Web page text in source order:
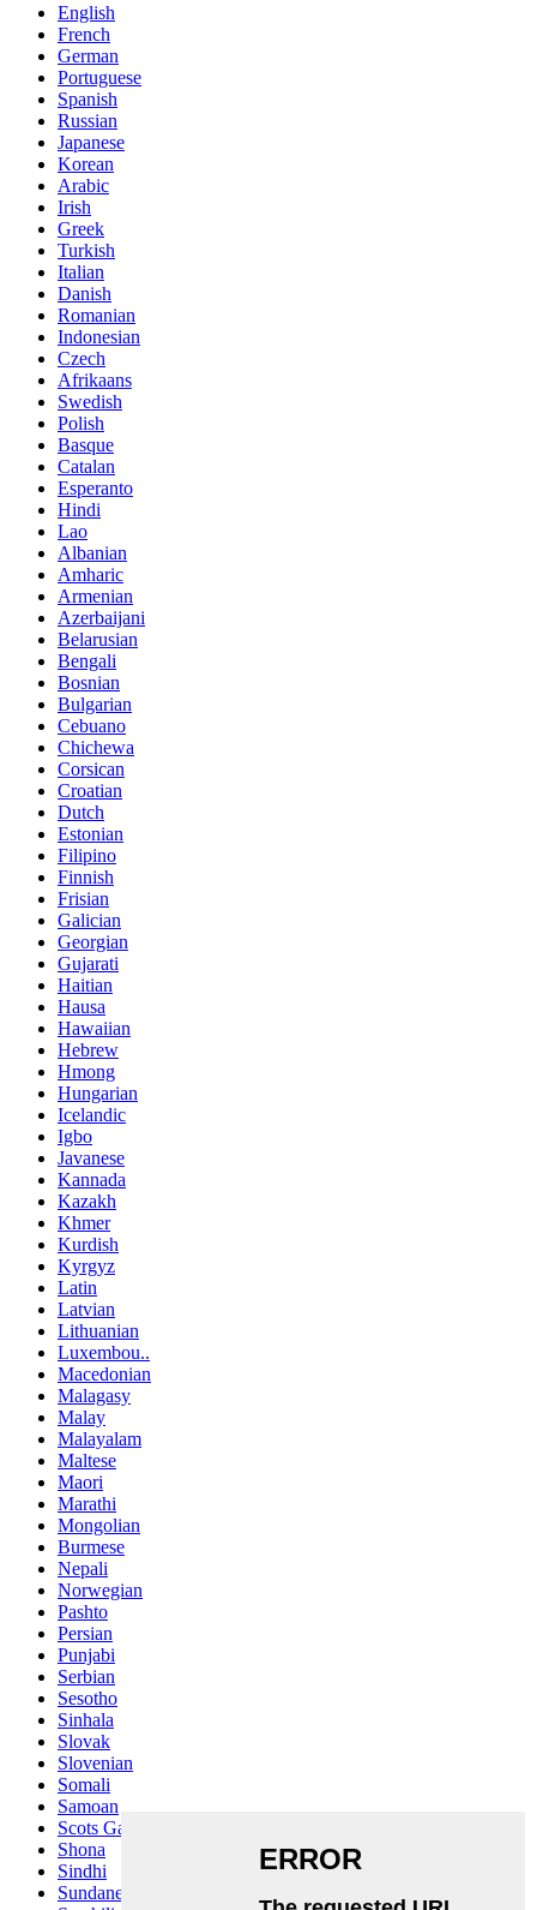
English
French
German
Portuguese
Spanish
Russian
Japanese
Korean
Arabic
Irish
Greek
Turkish
Italian
Danish
Romanian
Indonesian
Czech
Afrikaans
Swedish
Polish
Basque
Catalan
Esperanto
Hindi
Lao
Albanian
Amharic
Armenian
Azerbaijani
Belarusian
Bengali
Bosnian
Bulgarian
Cebuano
Chichewa
Corsican
Croatian
Dutch
Estonian
Filipino
Finnish
Frisian
Galician
Georgian
Gujarati
Haitian
Hausa
Hawaiian
Hebrew
Hmong
Hungarian
Icelandic
Igbo
Javanese
Kannada
Kazakh
Khmer
Kurdish
Kyrgyz
Latin
Latvian
Lithuanian
Luxembou..
Macedonian
Malagasy
Malay
Malayalam
Maltese
Maori
Marathi
Mongolian
Burmese
Nepali
Norwegian
Pashto
Persian
Punjabi
Serbian
Sesotho
Sinhala
Slovak
Slovenian
Somali
Samoan
Scots Gaelic
Shona
Sindhi
Sundanese